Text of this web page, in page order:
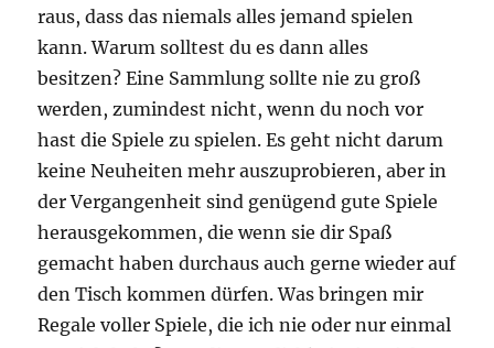
raus, dass das niemals alles jemand spielen
kann. Warum solltest du es dann alles
besitzen? Eine Sammlung sollte nie zu groß
werden, zumindest nicht, wenn du noch vor
hast die Spiele zu spielen. Es geht nicht darum
keine Neuheiten mehr auszuprobieren, aber in
der Vergangenheit sind genügend gute Spiele
herausgekommen, die wenn sie dir Spaß
gemacht haben durchaus auch gerne wieder auf
den Tisch kommen dürfen. Was bringen mir
Regale voller Spiele, die ich nie oder nur einmal